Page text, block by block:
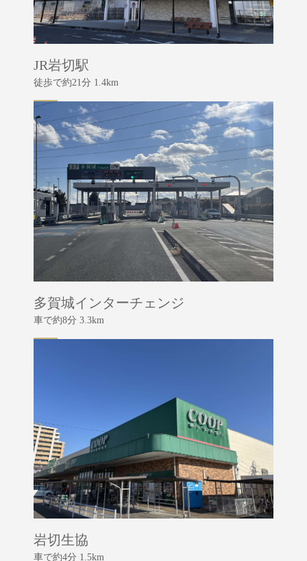
JR岩切駅
徒歩で約21分 1.4km
多賀城インターチェンジ
車で約8分 3.3km
岩切生協
車で約4分 1.5km